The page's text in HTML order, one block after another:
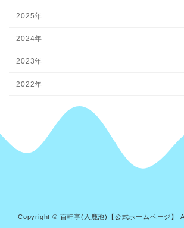
2025年
2024年
2023年
2022年
Copyright © 百軒亭(入鹿池)【公式ホームページ】